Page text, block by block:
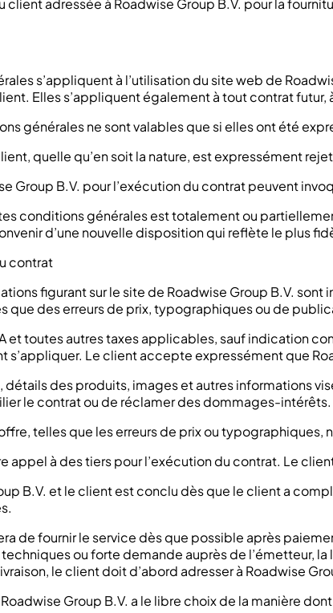
adressée à Roadwise Group B.V. pour la
s’appliquent à l’utilisation du site web de
Elles s’appliquent également à tout contrat
générales ne sont valables que si elles ont été
quelle qu’en soit la nature, est expressément
Group B.V. pour l’exécution du contrat peuvent
conditions générales est totalement ou
d’une nouvelle disposition qui reflète le plus
contrat
figurant sur le site de Roadwise Group B.V.
que des erreurs de prix, typographiques ou de
et toutes autres taxes applicables, sauf indication
s’appliquer. Le client accepte expressément que
des produits, images et autres informations
le contrat ou de réclamer des dommages-intérêts.
telles que les erreurs de prix ou typographiques,
appel à des tiers pour l’exécution du contrat. Le
B.V. et le client est conclu dès que le client a
de fournir le service dès que possible après
ou forte demande auprès de l’émetteur,
le client doit d’abord adresser à Roadwise
Group B.V. a le libre choix de la manière